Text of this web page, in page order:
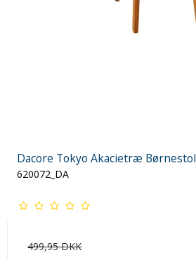
Dacore Tokyo Akacietræ Børnestol
620072_DA
499,95 DKK